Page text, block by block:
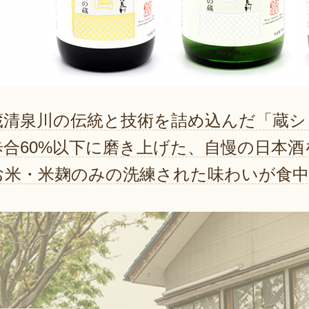
泉川の伝統と技術を詰め込んだ「蔵
60%以下に磨き上げた、自慢の日本
・米麹のみの洗練された味わいが食